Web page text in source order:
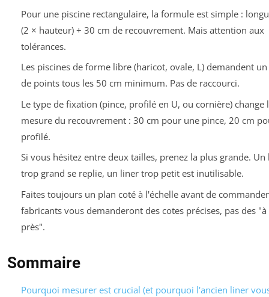
Pour une piscine rectangulaire, la formule est simple :
(2 × hauteur) + 30 cm de recouvrement. Mais attention aux
tolérances.
Les piscines de forme libre (haricot, ovale, L) demandent
de points tous les 50 cm minimum. Pas de raccourci.
Le type de fixation (pince, profilé en U, ou cornière) change
mesure du recouvrement : 30 cm pour une pince, 20 cm
profilé.
Si vous hésitez entre deux tailles, prenez la plus grande. Un
trop grand se replie, un liner trop petit est inutilisable.
Faites toujours un plan coté à l'échelle avant de
fabricants vous demanderont des cotes précises, pas des "à
près".
Sommaire
Pourquoi mesurer est crucial (et pourquoi l'ancien liner